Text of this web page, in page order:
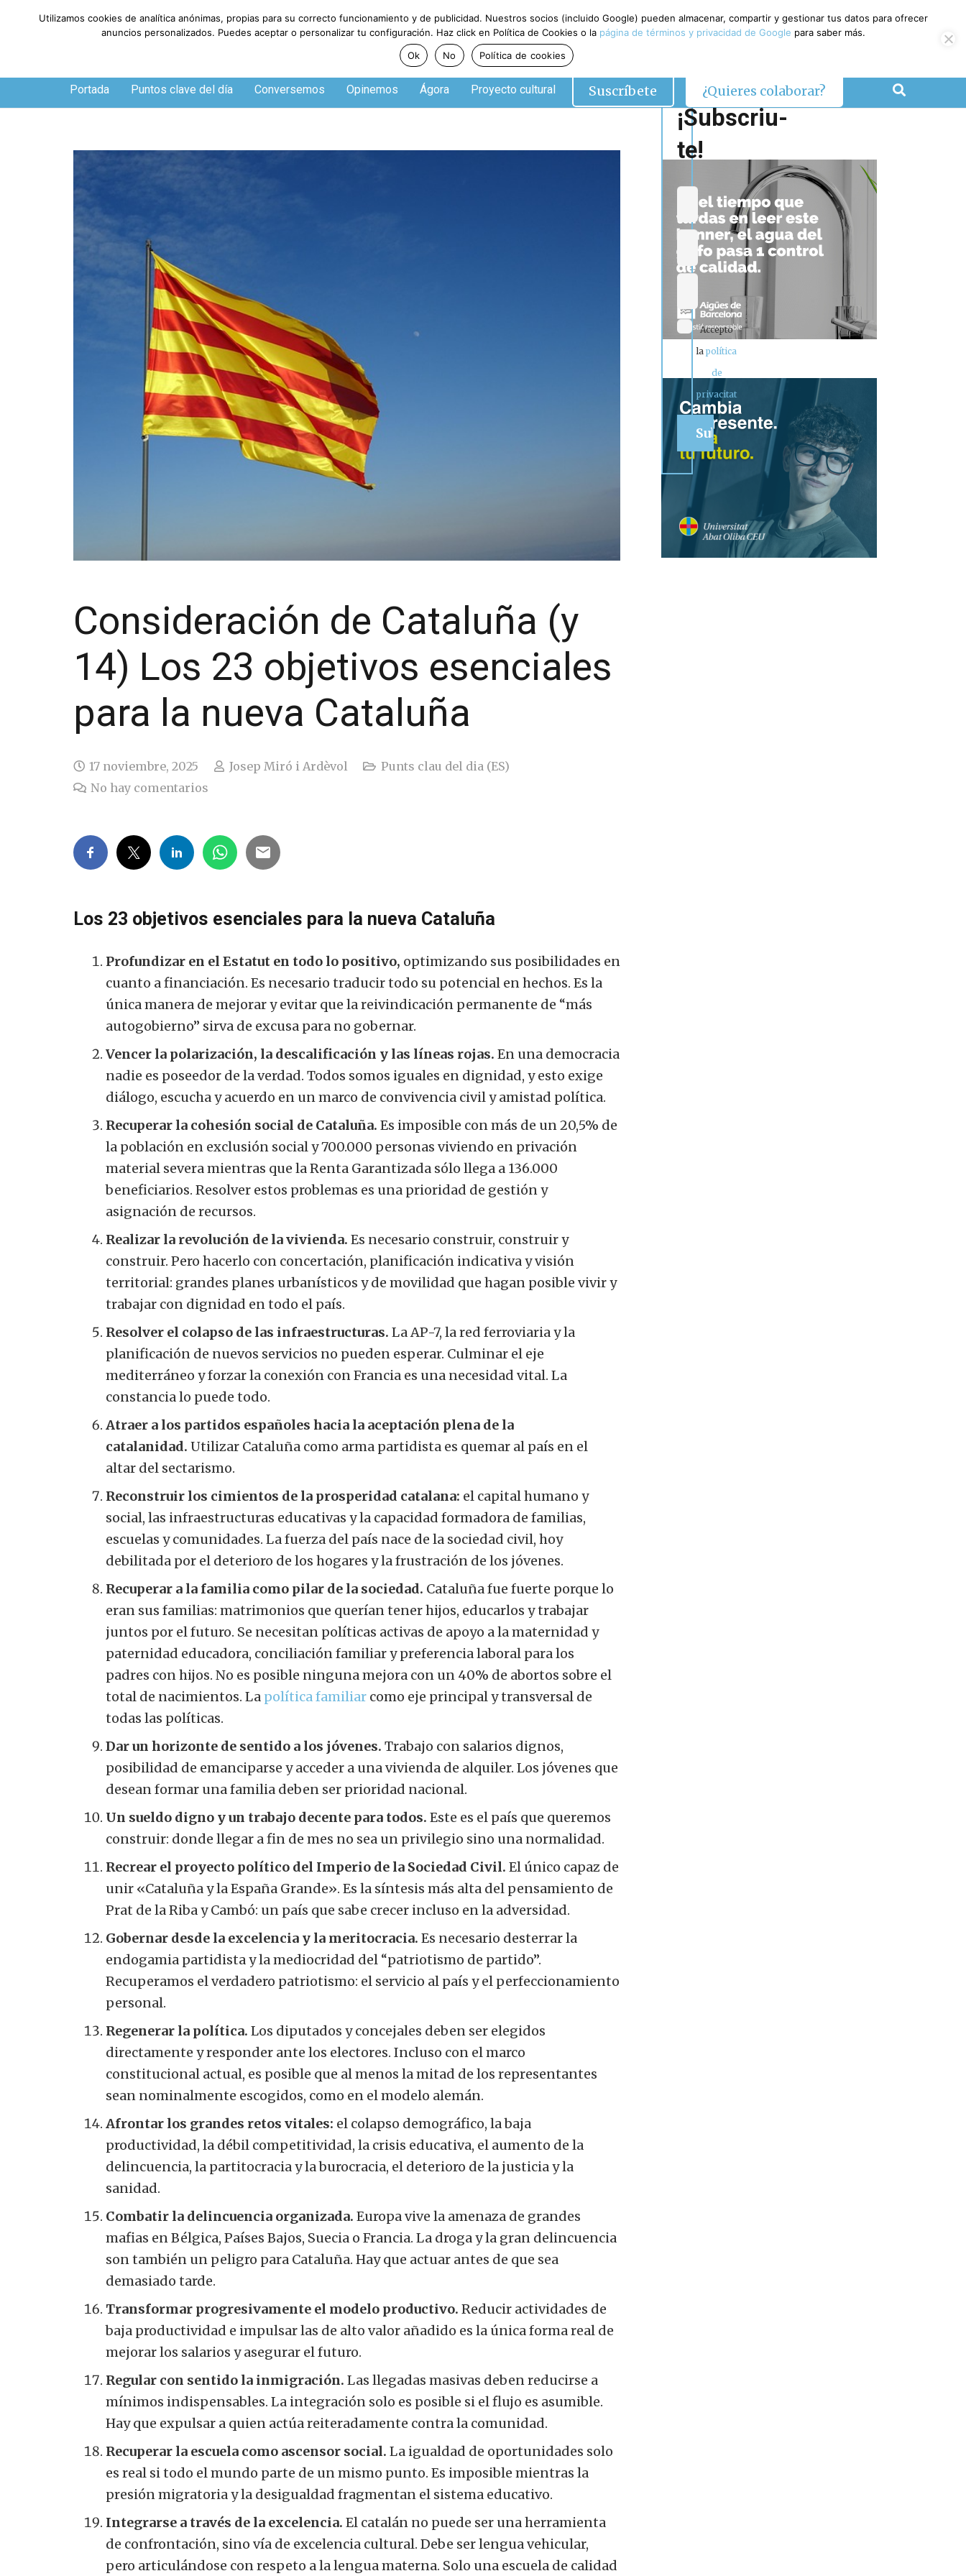
Viernes, 7 de agosto de 2026
Portada Puntos clave del día Conversemos Opinemos Ágora Proyecto cultural Suscríbete ¿Quieres colaborar?
Consideración de Cataluña (y
14) Los 23 objetivos esenciales
para la nueva Cataluña
17 noviembre, 2025 Josep Miró i Ardèvol
Punts clau del dia (ES)
No hay comentarios
Los 23 objetivos esenciales para la nueva Cataluña
Profundizar en el Estatut en todo lo positivo, optimizando sus posibilidades en
cuanto a financiación. Es necesario traducir todo su potencial en hechos. Es la
única manera de mejorar y evitar que la reivindicación permanente de “más
autogobierno” sirva de excusa para no gobernar.
Vencer la polarización, la descalificación y las líneas rojas. En una democracia
nadie es poseedor de la verdad. Todos somos iguales en dignidad, y esto exige
diálogo, escucha y acuerdo en un marco de convivencia civil y amistad política.
Recuperar la cohesión social de Cataluña. Es imposible con más de un 20,5% de
la población en exclusión social y 700.000 personas viviendo en privación
material severa mientras que la Renta Garantizada sólo llega a 136.000
beneficiarios. Resolver estos problemas es una prioridad de gestión y
asignación de recursos.
Realizar la revolución de la vivienda. Es necesario construir, construir y
construir. Pero hacerlo con concertación, planificación indicativa y visión
territorial: grandes planes urbanísticos y de movilidad que hagan posible vivir y
trabajar con dignidad en todo el país.
Resolver el colapso de las infraestructuras. La AP-7, la red ferroviaria y la
planificación de nuevos servicios no pueden esperar. Culminar el eje
mediterráneo y forzar la conexión con Francia es una necesidad vital. La
constancia lo puede todo.
Atraer a los partidos españoles hacia la aceptación plena de la
catalanidad. Utilizar Cataluña como arma partidista es quemar al país en el
altar del sectarismo.
Reconstruir los cimientos de la prosperidad catalana: el capital humano y
social, las infraestructuras educativas y la capacidad formadora de familias,
escuelas y comunidades. La fuerza del país nace de la sociedad civil, hoy
debilitada por el deterioro de los hogares y la frustración de los jóvenes.
Recuperar a la familia como pilar de la sociedad. Cataluña fue fuerte porque lo
eran sus familias: matrimonios que querían tener hijos, educarlos y trabajar
juntos por el futuro. Se necesitan políticas activas de apoyo a la maternidad y
paternidad educadora, conciliación familiar y preferencia laboral para los
padres con hijos. No es posible ninguna mejora con un 40% de abortos sobre el
total de nacimientos. La política familiar como eje principal y transversal de
todas las políticas.
Dar un horizonte de sentido a los jóvenes. Trabajo con salarios dignos,
posibilidad de emanciparse y acceder a una vivienda de alquiler. Los jóvenes que
desean formar una familia deben ser prioridad nacional.
Un sueldo digno y un trabajo decente para todos. Este es el país que queremos
construir: donde llegar a fin de mes no sea un privilegio sino una normalidad.
Recrear el proyecto político del Imperio de la Sociedad Civil. El único capaz de
unir «Cataluña y la España Grande». Es la síntesis más alta del pensamiento de
Prat de la Riba y Cambó: un país que sabe crecer incluso en la adversidad.
Gobernar desde la excelencia y la meritocracia. Es necesario desterrar la
endogamia partidista y la mediocridad del “patriotismo de partido”.
Recuperamos el verdadero patriotismo: el servicio al país y el perfeccionamiento
personal.
Regenerar la política. Los diputados y concejales deben ser elegidos
directamente y responder ante los electores. Incluso con el marco
constitucional actual, es posible que al menos la mitad de los representantes
sean nominalmente escogidos, como en el modelo alemán.
Afrontar los grandes retos vitales: el colapso demográfico, la baja
productividad, la débil competitividad, la crisis educativa, el aumento de la
delincuencia, la partitocracia y la burocracia, el deterioro de la justicia y la
sanidad.
Combatir la delincuencia organizada. Europa vive la amenaza de grandes
mafias en Bélgica, Países Bajos, Suecia o Francia. La droga y la gran delincuencia
son también un peligro para Cataluña. Hay que actuar antes de que sea
demasiado tarde.
Transformar progresivamente el modelo productivo. Reducir actividades de
baja productividad e impulsar las de alto valor añadido es la única forma real de
mejorar los salarios y asegurar el futuro.
Regular con sentido la inmigración. Las llegadas masivas deben reducirse a
mínimos indispensables. La integración solo es posible si el flujo es asumible.
Hay que expulsar a quien actúa reiteradamente contra la comunidad.
Recuperar la escuela como ascensor social. La igualdad de oportunidades solo
es real si todo el mundo parte de un mismo punto. Es imposible mientras la
presión migratoria y la desigualdad fragmentan el sistema educativo.
Integrarse a través de la excelencia. El catalán no puede ser una herramienta
de confrontación, sino vía de excelencia cultural. Debe ser lengua vehicular,
pero articulándose con respeto a la lengua materna. Solo una escuela de calidad
¡Subscriu-
te!
Accepto
lapolítica
de
privacitat
Utilizamos cookies de analítica anónimas, propias para su correcto funcionamiento y de publicidad. Nuestros socios (incluido Google) pueden almacenar, compartir y gestionar tus datos para ofrecer
anuncios personalizados. Puedes aceptar o personalizar tu configuración. Haz click en Política de Cookies o la página de términos y privacidad de Google para saber más.
Ok
No Política de cookies